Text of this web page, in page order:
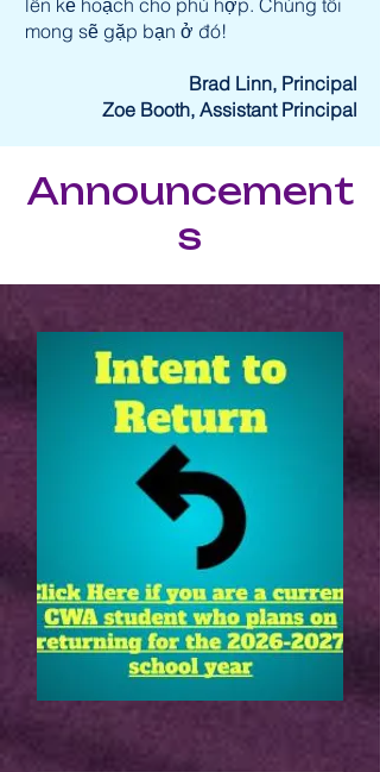
lên kế hoạch cho phù hợp. Chúng tôi
mong sẽ gặp bạn ở đó!
Brad Linn, Principal
Zoe Booth, Assistant Principal
Announcement
s